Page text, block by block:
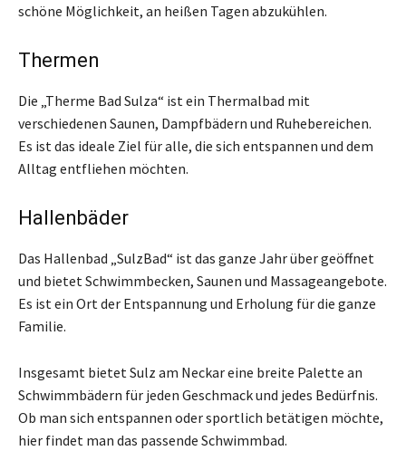
schöne Möglichkeit, an heißen Tagen abzukühlen.
Thermen
Die „Therme Bad Sulza“ ist ein Thermalbad mit
verschiedenen Saunen, Dampfbädern und Ruhebereichen.
Es ist das ideale Ziel für alle, die sich entspannen und dem
Alltag entfliehen möchten.
Hallenbäder
Das Hallenbad „SulzBad“ ist das ganze Jahr über geöffnet
und bietet Schwimmbecken, Saunen und Massageangebote.
Es ist ein Ort der Entspannung und Erholung für die ganze
Familie.
Insgesamt bietet Sulz am Neckar eine breite Palette an
Schwimmbädern für jeden Geschmack und jedes Bedürfnis.
Ob man sich entspannen oder sportlich betätigen möchte,
hier findet man das passende Schwimmbad.